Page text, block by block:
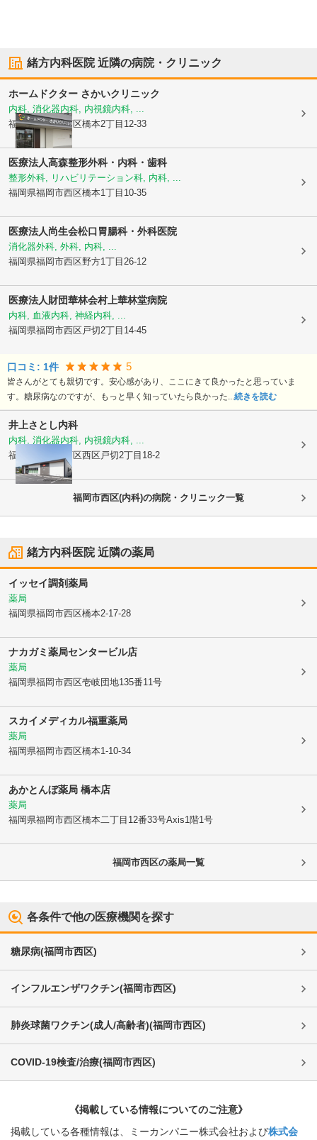
緒方内科医院近隣の病院・クリニック
ホームドクター さかいクリニック
内科, 消化器内科, 内視鏡内科, ...
福岡県福岡市西区橋本2丁目12-33
医療法人高森整形外科・内科・歯科
整形外科, リハビリテーション科, 内科, ...
福岡県福岡市西区橋本1丁目10-35
医療法人尚生会松口胃腸科・外科医院
消化器外科, 外科, 内科, ...
福岡県福岡市西区野方1丁目26-12
医療法人財団華林会村上華林堂病院
内科, 血液内科, 神経内科, ...
福岡県福岡市西区 戸切2丁目14-45
口コミ: 1件 5
皆さんがとても親切です。安心感があり、ここにきて良かったと思っていま
す。糖尿病なのですが、もっと早く知っていたら良かった...続きを読む
井上さとし内科
内科, 消化器内科, 内視鏡内科, ...
福岡県福岡市西区西区戸切2丁目18-2
福岡市西区(内科)の病院・クリニック一覧
緒方内科医院近隣の薬局
イッセイ調剤薬局
薬局
福岡県福岡市西区橋本2-17-28
ナカガミ薬局センタービル店
薬局
福岡県福岡市西区壱岐団地135番11号
スカイメディカル福重薬局
薬局
福岡県福岡市西区橋本1-10-34
あかとんぼ薬局 橋本店
薬局
福岡県福岡市西区橋本二丁目12番33号Axis1階1号
福岡市西区の薬局一覧
各条件で他の医療機関を探す
糖尿病(福岡市西区)
インフルエンザワクチン(福岡市西区)
肺炎球菌ワクチン(成人/高齢者)(福岡市西区)
COVID-19検査/治療(福岡市西区)
《掲載している情報についてのご注意》
掲載している各種情報は、ミーカンパニー株式会社および株式会